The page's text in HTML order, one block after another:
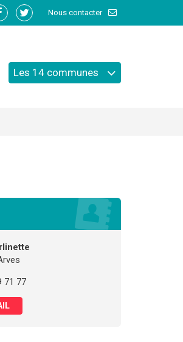
Nous contacter
Facebook
Lien
Twitter
Les 14 communes
71 77